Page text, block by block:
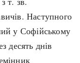
Наступного
у Софійському
десять днів